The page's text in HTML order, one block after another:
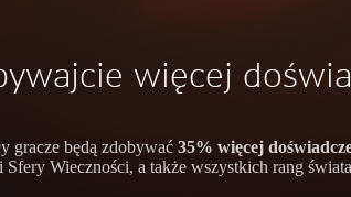
więcej
gracze będą zdobywać 35% więcej
Wieczności, a także wszystkich rang